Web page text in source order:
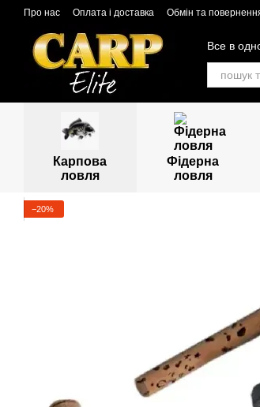
Перейти до основного контенту
Про нас Оплата і доставка Обмін та
Все в
Карпова
ловля
Фідерна
ловля
−20%